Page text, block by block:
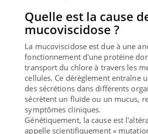
Quelle est la cause
mucoviscidose ?
La mucoviscidose est due à une
fonctionnement d'une protéine
transport du chlore à travers les
cellules. Ce dérèglement entraîne
des sécrétions dans différents
sécrètent un fluide ou un mucus,
symptômes cliniques.
Génétiquement, la cause est
appelle scientifiquement «